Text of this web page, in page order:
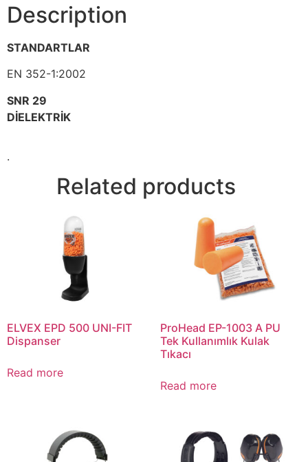
Description
STANDARTLAR
EN 352-1:2002
SNR 29
DİELEKTRİK
.
Related products
ELVEX EPD 500 UNI-FIT
Dispanser
Read more
ProHead EP-1003 A PU
Tek Kullanımlık Kulak
Tıkacı
Read more